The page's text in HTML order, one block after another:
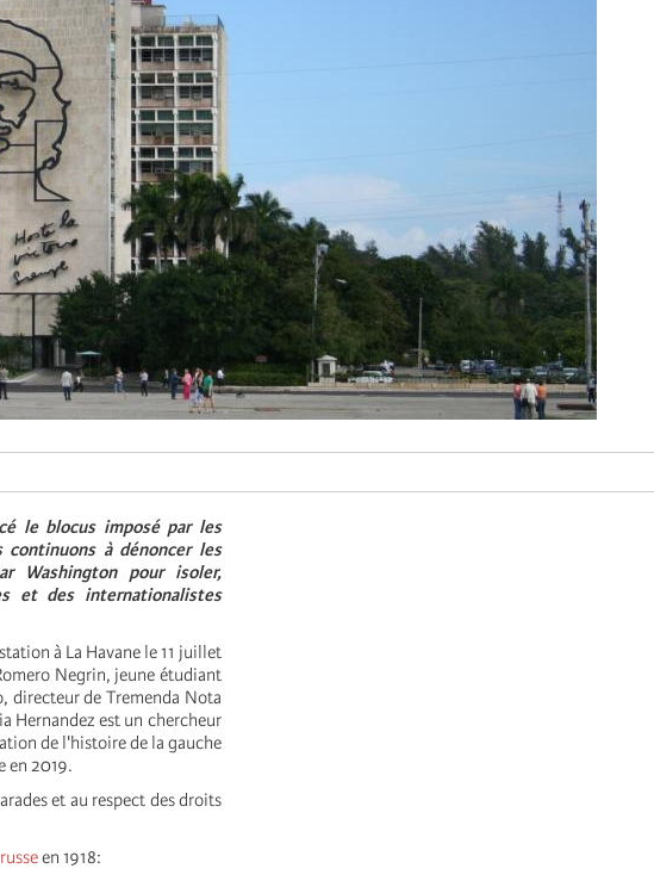
le blocus imposé par les
à dénoncer les
Washington pour isoler,
et des internationalistes
à La Havane le 11 juillet
Negrin, jeune étudiant
directeur de Tremenda Nota
Hernandez est un chercheur
de l'histoire de la gauche
en 2019.
et au respect des droits
en 1918: